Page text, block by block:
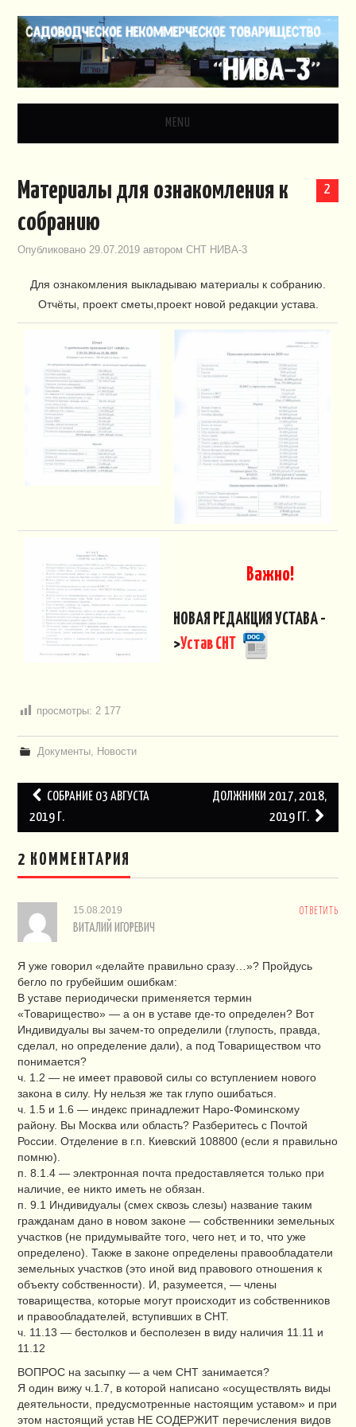
MENU
НОВОСТИ
ДОКУМЕНТЫ
ЗАКОНОДАТЕЛЬСТВО
ВИДЕО
ПЛАН СНТ
КОНТАКТЫ
СЛУЖБЫ
2
Материалы для ознакомления к
собранию
Опубликовано29.07.2019 авторомСНТ НИВА-3
Для ознакомления выкладываю материалы к собранию.
Отчёты, проект сметы,проект новой редакции устава.
Важно!
НОВАЯ РЕДАКЦИЯ УСТАВА -
>Устав СНТ
просмотры: 2 177
Документы, Новости
Навигация
по
СОБРАНИЕ 03 АВГУСТА
2019 Г.
ДОЛЖНИКИ 2017, 2018,
2019 ГГ.
2 КОММЕНТАРИЯ
ОТВЕТИТЬ
15.08.2019
ВИТАЛИЙ ИГОРЕВИЧ
Я уже говорил «делайте правильно сразу…»? Пройдусь
бегло по грубейшим ошибкам:
В уставе периодически применяется термин
«Товарищество» — а он в уставе где-то определен? Вот
Индивидуалы вы зачем-то определили (глупость, правда,
сделал, но определение дали), а под Товариществом что
понимается?
ч. 1.2 — не имеет правовой силы со вступлением нового
закона в силу. Ну нельзя же так глупо ошибаться.
ч. 1.5 и 1.6 — индекс принадлежит Наро-Фоминскому
району. Вы Москва или область? Разберитесь с Почтой
России. Отделение в г.п. Киевский 108800 (если я правильно
помню).
п. 8.1.4 — электронная почта предоставляется только при
наличие, ее никто иметь не обязан.
п. 9.1 Индивидуалы (смех сквозь слезы) название таким
гражданам дано в новом законе — собственники земельных
участков (не придумывайте того, чего нет, и то, что уже
определено). Также в законе определены правообладатели
земельных участков (это иной вид правового отношения к
объекту собственности). И, разумеется, — члены
товарищества, которые могут происходит из собственников
и правообладателей, вступивших в СНТ.
ч. 11.13 — бестолков и бесполезен в виду наличия 11.11 и
11.12
ВОПРОС на засыпку — а чем СНТ занимается?
Я один вижу ч.1.7, в которой написано «осуществлять виды
деятельности, предусмотренные настоящим уставом» и при
этом настоящий устав НЕ СОДЕРЖИТ перечисления видов